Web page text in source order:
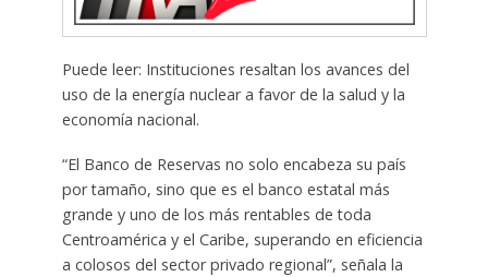
Puede leer: Instituciones resaltan los avances del
uso de la energía nuclear a favor de la salud y la
economía nacional.
“El Banco de Reservas no solo encabeza su país
por tamaño, sino que es el banco estatal más
grande y uno de los más rentables de toda
Centroamérica y el Caribe, superando en eficiencia
a colosos del sector privado regional”, señala la